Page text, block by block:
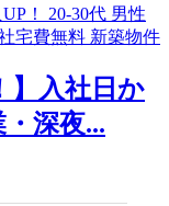
】入社日か
深夜...